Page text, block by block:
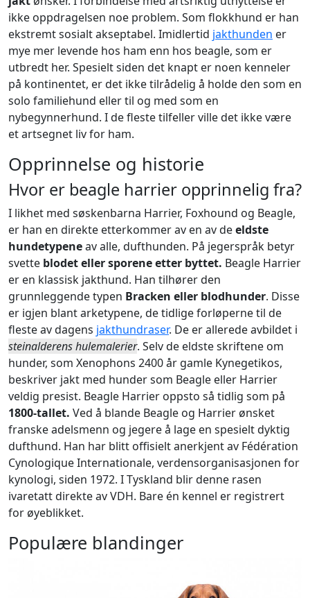
ikke oppdragelsen noe problem. Som flokkhund er han
ekstremt sosialt akseptabel. Imidlertid jakthunden er
mye mer levende hos ham enn hos beagle, som er
utbredt her. Spesielt siden det knapt er noen kenneler
på kontinentet, er det ikke tilrådelig å holde den som en
solo familiehund eller til og med som en
nybegynnerhund. I de fleste tilfeller ville det ikke være
et artsegnet liv for ham.
Opprinnelse og historie
Hvor er beagle harrier opprinnelig fra?
I likhet med søskenbarna Harrier, Foxhound og Beagle,
er han en direkte etterkommer av en av deeldste
hundetypeneav alle, dufthunden. På jegerspråk betyr
svette blodet eller sporene etter byttet. Beagle Harrier
er en klassisk jakthund. Han tilhører den
grunnleggende typen Bracken eller blodhunder. Disse
er igjen blant arketypene, de tidlige forløperne til de
fleste av dagens jakthundraser. De er allerede avbildet i
steinalderens hulemalerier. Selv de eldste skriftene om
hunder, som Xenophons 2400 år gamle Kynegetikos,
beskriver jakt med hunder som Beagle eller Harrier
veldig presist. Beagle Harrier oppsto så tidlig som på
1800-tallet. Ved å blande Beagle og Harrier ønsket
franske adelsmenn og jegere å lage en spesielt dyktig
dufthund. Han har blitt offisielt anerkjent av Fédération
Cynologique Internationale, verdensorganisasjonen for
kynologi, siden 1972. I Tyskland blir denne rasen
ivaretatt direkte av VDH. Bare én kennel er registrert
for øyeblikket.
Populære blandinger